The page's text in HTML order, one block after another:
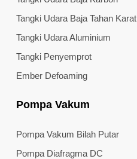
Tangki Udara Baja Tahan Karat
Tangki Udara Aluminium
Tangki Penyemprot
Ember Defoaming
Pompa Vakum
Pompa Vakum Bilah Putar
Pompa Diafragma DC